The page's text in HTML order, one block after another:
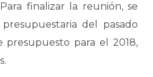
finalizar la reunión, se
del pasado
para el 2018,